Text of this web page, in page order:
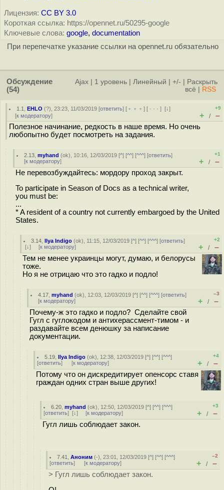
Лицензия: CC BY 3.0
Короткая ссылка: https://opennet.ru/50295-google
Ключевые слова: google, documentation
При перепечатке указание ссылки на opennet.ru обязательно
Обсуждение
(54)
Ajax 1 уровень Линейный +/-
Раскрыть
всё
RSS
1.1 ,EHLO (?), 23:23, 11/03/2019 [ответить] [ ﹢﹢﹢] [ · · ·][↓]
[к модератору]
+9
+ / –
Полезное начинание, редкость в наше время. Но очень
любопытно будет посмотреть на задания.
2.13 ,myhand (ok), 10:16, 12/03/2019 [^] [^^] [^^^] [ответить]
[к модератору]
+1
+ / –
Не перевозбуждайтесь: мордору проход закрыт.
To participate in Season of Docs as a technical writer,
you must be:
...
* A resident of a country not currently embargoed by the United
States.
3.14 ,Ilya Indigo (ok), 11:15, 12/03/2019 [^] [^^] [^^^] [ответить]
[↓] [к модератору]
+2
+ / –
Тем не менее украинцы могут, думаю, и белорусы
тоже.
Но я не отрицаю что это гадко и подло!
4.17 ,myhand (ok), 12:03, 12/03/2019 [^] [^^] [^^^] [ответить]
[к модератору]
–3
+ / –
Почему-ж это гадко и подло? Сделайте свой
Гугл с гуглокодом и антихерассмент-тимом - и
раздавайте всем денюшку за написание
документации.
5.19 ,Ilya Indigo (ok), 12:38, 12/03/2019 [^] [^^] [^^^]
[ответить] [к модератору]
+4
+ / –
Потому что он дискредитирует опенсорс ставя
граждан одних стран выше других!
6.20 ,myhand (ok), 12:50, 12/03/2019 [^] [^^] [^^^]
[ответить] [↓] [к модератору]
+3
+ / –
Гугл лишь соблюдает закон.
7.41 ,Аноним (-), 23:01, 12/03/2019 [^] [^^] [^^^]
[ответить] [к модератору]
–2
+ / –
> Гугл лишь соблюдает закон.